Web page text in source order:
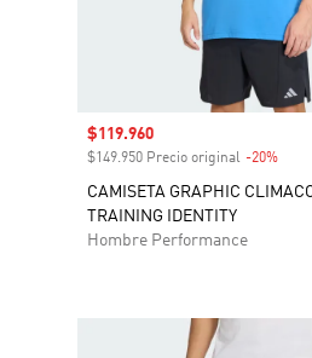
Precio de venta
$119.960
$149.950 Precio original -20%
CAMISETA GRAPHIC
TRAINING IDENTITY
Hombre Performance